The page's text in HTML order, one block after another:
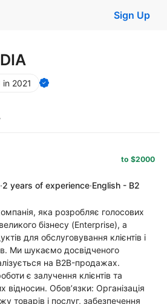
Sign Up
2021
to $2000
·2 years of experience·English - B2
яка розробляє голосових
бізнесу (Enterprise), а
для обслуговування клієнтів і
Ми шукаємо досвідченого
на B2B-продажах.
є залучення клієнтів та
відносин. Обов’язки: Організація
товарів і послуг, забезпечення